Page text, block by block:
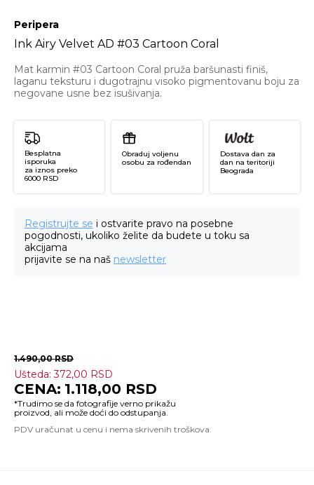
Peripera
Ink Airy Velvet AD #03 Cartoon Coral
Mat karmin #03 Cartoon Coral pruža baršunasti finiš,
laganu teksturu i dugotrajnu visoko pigmentovanu boju za
negovane usne bez isušivanja.
Besplatna
isporuka
za iznos preko
6000 RSD
Obraduj voljenu
osobu za rođendan
Dostava dan za
dan na teritoriji
Beograda
Registrujte se i ostvarite pravo na posebne
pogodnosti, ukoliko želite da budete u toku sa
akcijama
prijavite se na naš newsletter
1.490,00RSD
Ušteda:372,00 RSD
1.118,00 RSD